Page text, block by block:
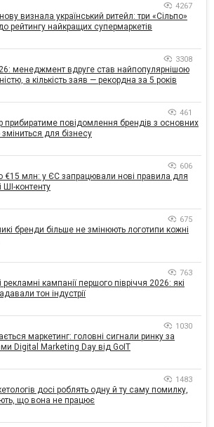
4267
визнала український ритейл: три «Сільпо»
рейтингу найкращих супермаркетів
3308
менеджмент вдруге став найпопулярнішою
а кількість заяв — рекордна за 5 років
461
прибиратиме повідомлення брендів з основних
для бізнесу
606
€15 млн: у ЄС запрацювали нові правила для
ШІ-контенту
675
бренди більше не змінюють логотипи кожні
763
рекламні кампанії першого півріччя 2026: які
тон індустрії
1030
маркетинг: головні сигнали ринку за
Digital Marketing Day від GoIT
1483
досі роблять одну й ту саму помилку,
що вона не працює